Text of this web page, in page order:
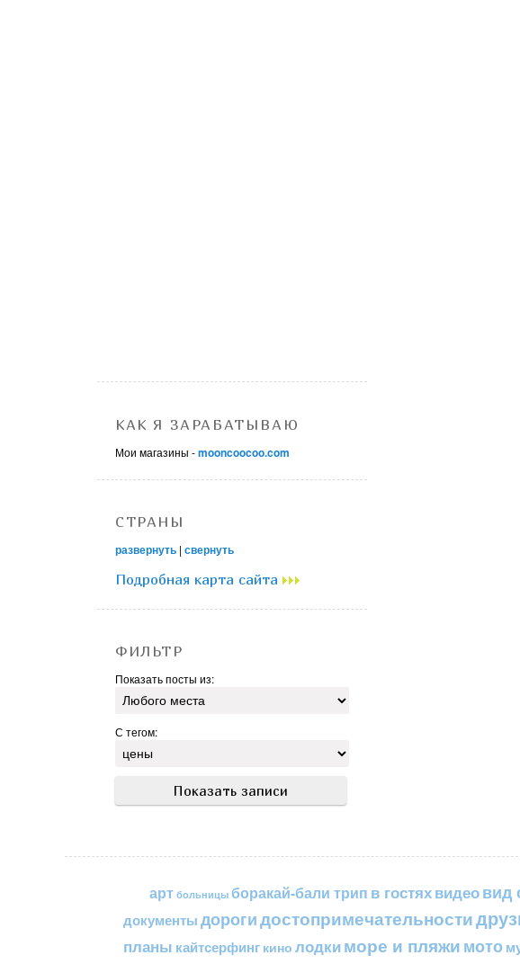
КАК Я ЗАРАБАТЫВАЮ
Мои магазины -mooncoocoo.com
СТРАНЫ
развернуть | свернуть
Подробная карта сайта
ФИЛЬТР
Показать посты из:
С тегом:
арт больницы боракай-бали трип в гостяхвидеовид
документыдорогидостопримечательности
планы кайтсерфинг кино лодкиморе и пляжимото